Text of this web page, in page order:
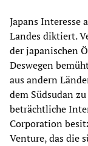
Japans Interesse
Landes diktiert.
der japanischen
Deswegen
aus andern
dem Südsudan
beträchtliche
Corporation
Venture, das die